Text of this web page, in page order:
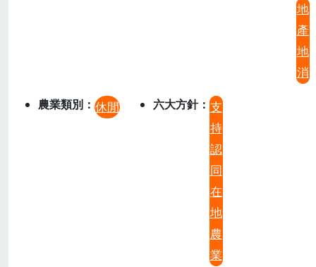
地
產
地
消
農業類別 休閒 六大方針
支
持
認
同
在
地
農
業